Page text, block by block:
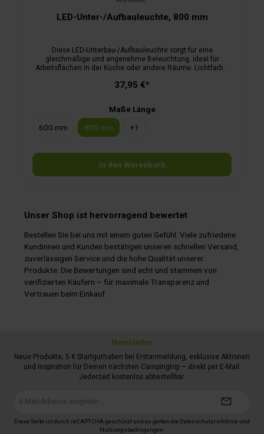
LED-Unter-/Aufbauleuchte, 800 mm
Diese LED-Unterbau-/Aufbauleuchte sorgt für eine
gleichmäßige und angenehme Beleuchtung, ideal für
Arbeitsflächen in der Küche oder andere Räume. Lichtfarbe:
37,95 €*
Maße Länge
600 mm
800 mm +1
In den Warenkorb
Unser Shop ist hervorragend bewertet
Bestellen Sie bei uns mit einem guten Gefühl: Viele zufriedene
Kundinnen und Kunden bestätigen unseren schnellen Versand,
zuverlässigen Service und die hohe Qualität unserer
Produkte. Die Bewertungen sind echt und stammen von
verifizierten Käufern – für maximale Transparenz und
Vertrauen beim Einkauf.
Newsletter
Neue Produkte, 5 € Startguthaben bei Erstanmeldung, exklusive Aktionen
und Inspiration für Deinen nächsten Campingtrip – direkt per E-Mail.
Jederzeit kostenlos abbestellbar.
Diese Seite ist durch reCAPTCHA geschützt und es gelten die Datenschutzrichtlinie und
Nutzungsbedingungen.